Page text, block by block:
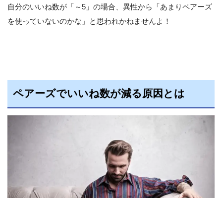
自分のいいね数が「～5」の場合、異性から「あまりペアーズ
を使っていないのかな」と思われかねませんよ！
ペアーズでいいね数が減る原因とは